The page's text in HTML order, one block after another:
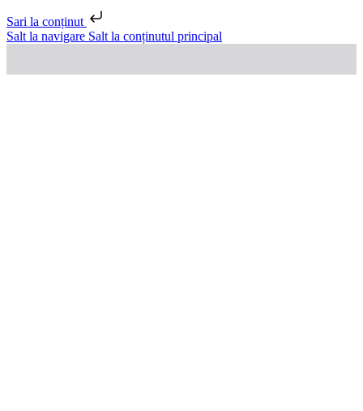
Sari la conținut
Salt la navigare Salt la conținutul principal